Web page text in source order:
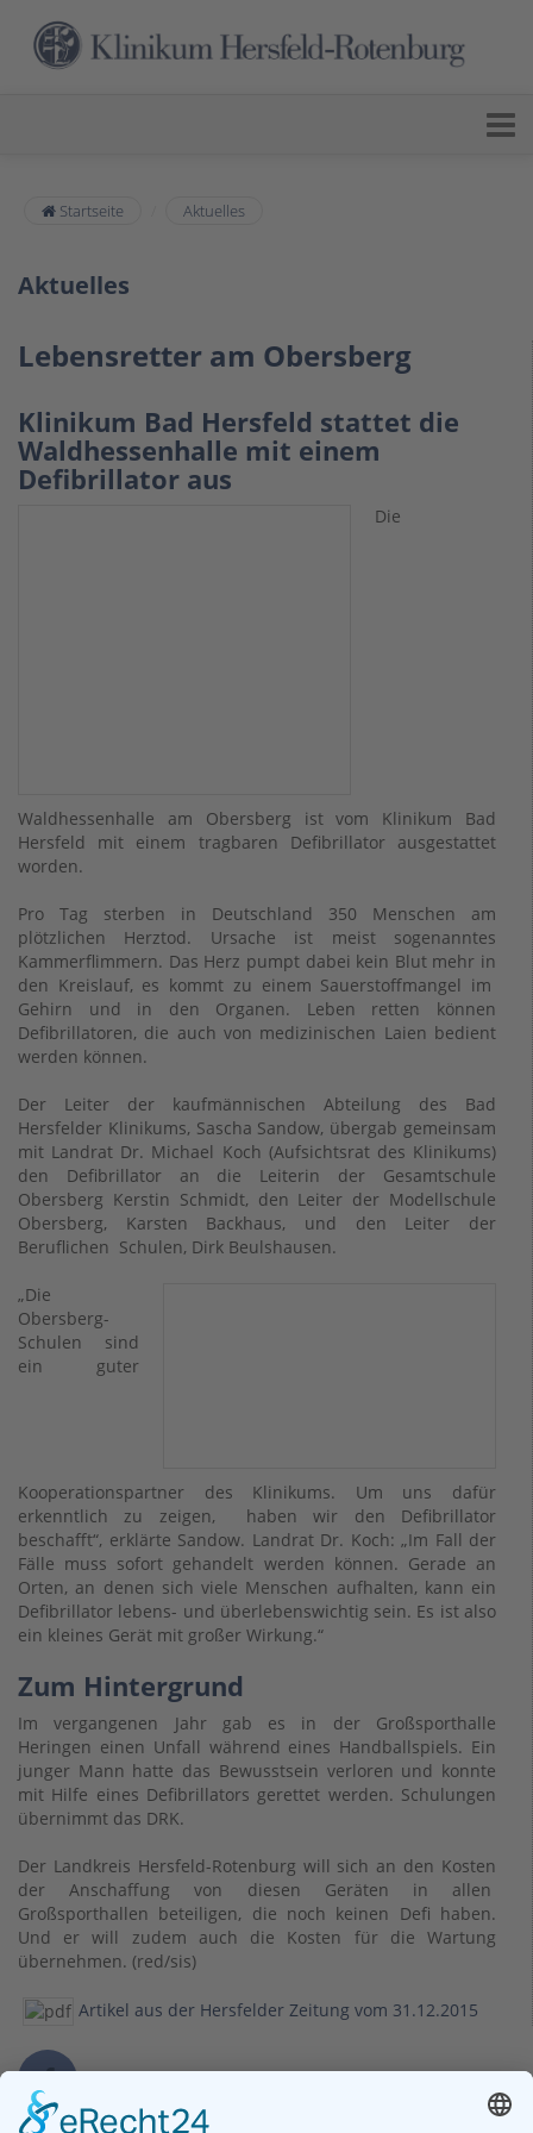
Startseite Aktuelles
Aktuelles
Lebensretter am Obersberg
Klinikum Bad Hersfeld stattet die
Waldhessenhalle mit einem
Defibrillator aus
Die
Waldhessenhalle am Obersberg ist vom Klinikum Bad
Hersfeld mit einem tragbaren Defibrillator ausgestattet
worden.
Pro Tag sterben in Deutschland 350 Menschen am
plötzlichen Herztod. Ursache ist meist sogenanntes
Kammerflimmern. Das Herz pumpt dabei kein Blut mehr in
den Kreislauf, es kommt zu einem Sauerstoffmangel im
Gehirn und in den Organen. Leben retten können
Defibrillatoren, die auch von medizinischen Laien bedient
werden können.
Der Leiter der kaufmännischen Abteilung des Bad
Hersfelder Klinikums, Sascha Sandow, übergab gemeinsam
mit Landrat Dr. Michael Koch (Aufsichtsrat des Klinikums)
den Defibrillator an die Leiterin der Gesamtschule
Obersberg Kerstin Schmidt, den Leiter der Modellschule
Obersberg, Karsten Backhaus, und den Leiter der
Beruflichen Schulen, Dirk Beulshausen.
„Die
Obersberg-
Schulen sind
ein guter
Kooperationspartner des Klinikums. Um uns dafür
erkenntlich zu zeigen, haben wir den Defibrillator
beschafft“, erklärte Sandow. Landrat Dr. Koch: „Im Fall der
Fälle muss sofort gehandelt werden können. Gerade an
Orten, an denen sich viele Menschen aufhalten, kann ein
Defibrillator lebens- und überlebenswichtig sein. Es ist also
ein kleines Gerät mit großer Wirkung.“
Zum Hintergrund
Im vergangenen Jahr gab es in der Großsporthalle
Heringen einen Unfall während eines Handballspiels. Ein
junger Mann hatte das Bewusstsein verloren und konnte
mit Hilfe eines Defibrillators gerettet werden. Schulungen
übernimmt das DRK.
Der Landkreis Hersfeld-Rotenburg will sich an den Kosten
der Anschaffung von diesen Geräten in allen
Großsporthallen beteiligen, die noch keinen Defi haben.
Und er will zudem auch die Kosten für die Wartung
übernehmen. (red/sis)
Artikel aus der Hersfelder Zeitung vom 31.12.2015